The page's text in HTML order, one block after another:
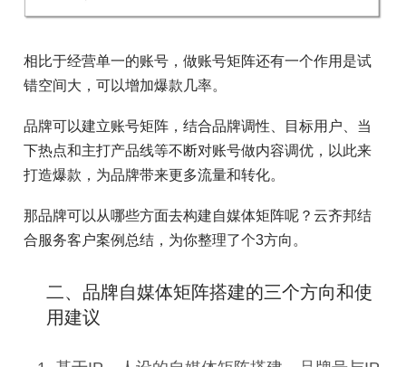
相比于经营单一的账号，做账号矩阵还有一个作用是试
错空间大，可以增加爆款几率。
品牌可以建立账号矩阵，结合品牌调性、目标用户、当
下热点和主打产品线等不断对账号做内容调优，以此来
打造爆款，为品牌带来更多流量和转化。
那品牌可以从哪些方面去构建自媒体矩阵呢？云齐邦结
合服务客户案例总结，为你整理了个3方向。
二、品牌自媒体矩阵搭建的三个方向和使
用建议